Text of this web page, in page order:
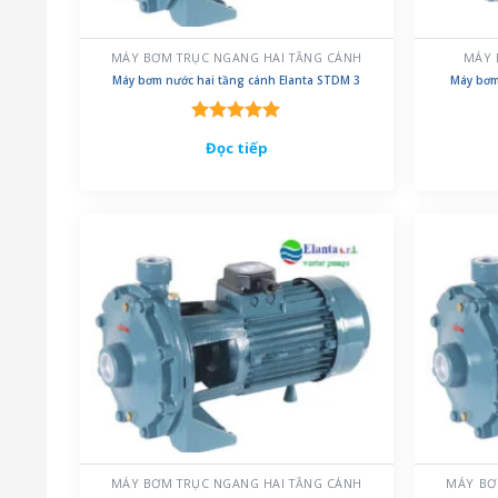
MÁY BƠM TRỤC NGANG HAI TẦNG CÁNH
Máy bơm nước hai tầng cánh Elanta STDM 3
hạng 5.00
Đọc tiếp
MÁY
Máy
MÁY BƠM TRỤC NGANG HAI TẦNG CÁNH MÁY